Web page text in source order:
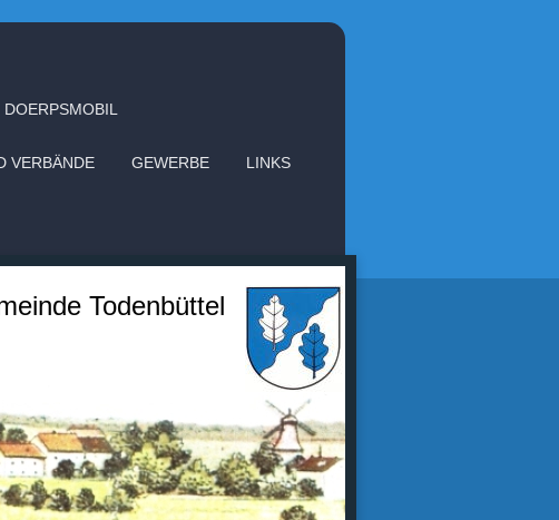
DOERPSMOBIL
VERBÄNDE GEWERBE LINKS
Todenbüttel